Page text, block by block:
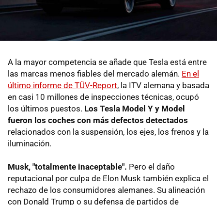
A la mayor competencia se añade que Tesla está entre
las marcas menos fiables del mercado alemán. En el
último informe de TÜV-Report, la ITV alemana y basada
en casi 10 millones de inspecciones técnicas, ocupó
los últimos puestos. Los Tesla Model Y y Model
fueron los coches con más defectos detectados
relacionados con la suspensión, los ejes, los frenos y la
iluminación.
Musk, "totalmente inaceptable". Pero el daño
reputacional por culpa de Elon Musk también explica el
rechazo de los consumidores alemanes. Su alineación
con Donald Trump o su defensa de partidos de